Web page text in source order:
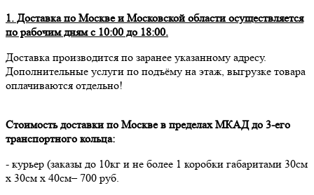
1. Доставка по Москве и Московской области осуществляется
по рабочим дням с 10:00 до 18:00.
Доставка производится по заранее указанному адресу.
Дополнительные услуги по подъёму на этаж, выгрузке товара
оплачиваются отдельно!
Стоимость доставки по Москве в пределах МКАД до 3-его
транспортного кольца:
- курьер (заказы до 10кг и не более 1 коробки габаритами 30см
х 30см х 40см– 700 руб.